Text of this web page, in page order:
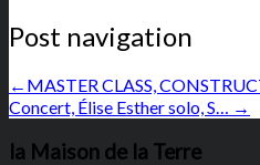
Post navigation
← MASTER CLASS,
Concert, Élise Esther solo, S… →
la Maison de la Terre